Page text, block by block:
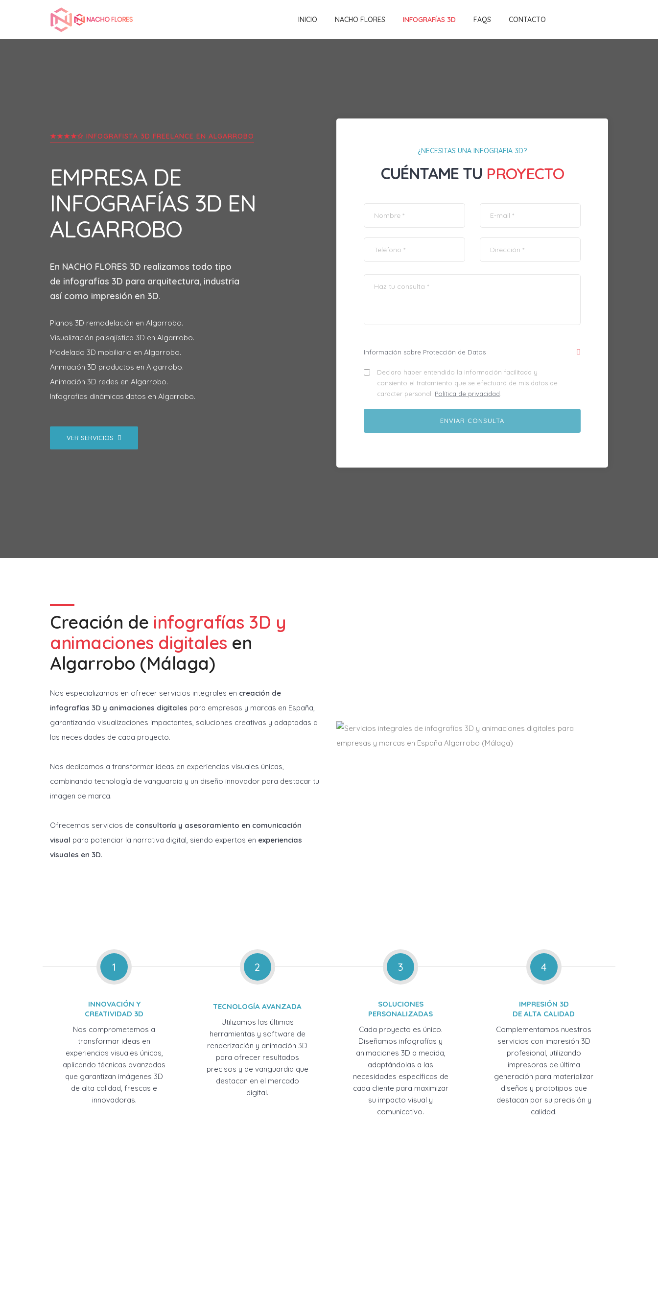
INICIO NACHO FLORES INFOGRAFÍAS 3D FAQS CONTACTO
★★★★✩ INFOGRAFISTA 3D FREELANCE EN ALGARROBO
EMPRESA DE
INFOGRAFÍAS 3D EN
ALGARROBO
En NACHO FLORES 3D realizamos todo tipo
de infografías 3D para arquitectura, industria
así como impresión en 3D.
Planos 3D remodelación en Algarrobo.
Visualización paisajística 3D en Algarrobo.
Modelado 3D mobiliario en Algarrobo.
Animación 3D productos en Algarrobo.
Animación 3D redes en Algarrobo.
Infografías dinámicas datos en Algarrobo.
VER SERVICIOS
¿NECESITAS UNA INFOGRAFIA 3D?
CUÉNTAME TU PROYECTO
Información sobre Protección de Datos
Declaro haber entendido la información facilitada y
consiento el tratamiento que se efectuará de mis datos de
carácter personal. Política de privacidad
Creación de infografías 3D y
animaciones digitales en
Algarrobo (Málaga)
Nos especializamos en ofrecer servicios integrales en creación de
infografías 3D y animaciones digitales para empresas y marcas en España,
garantizando visualizaciones impactantes, soluciones creativas y adaptadas a
las necesidades de cada proyecto.
Nos dedicamos a transformar ideas en experiencias visuales únicas,
combinando tecnología de vanguardia y un diseño innovador para destacar tu
imagen de marca.
Ofrecemos servicios de consultoría y asesoramiento en comunicación
visual para potenciar la narrativa digital, siendo expertos en experiencias
visuales en 3D.
1
INNOVACIÓN Y
CREATIVIDAD 3D
Nos comprometemos a
transformar ideas en
experiencias visuales únicas,
aplicando técnicas avanzadas
que garantizan imágenes 3D
de alta calidad, frescas e
innovadoras.
2
TECNOLOGÍA AVANZADA
Utilizamos las últimas
herramientas y software de
renderización y animación 3D
para ofrecer resultados
precisos y de vanguardia que
destacan en el mercado
digital.
3
SOLUCIONES
PERSONALIZADAS
Cada proyecto es único.
Diseñamos infografías y
animaciones 3D a medida,
adaptándolas a las
necesidades específicas de
cada cliente para maximizar
su impacto visual y
comunicativo.
4
IMPRESIÓN 3D
DE ALTA CALIDAD
Complementamos nuestros
servicios con impresión 3D
profesional, utilizando
impresoras de última
generación para materializar
diseños y prototipos que
destacan por su precisión y
calidad.